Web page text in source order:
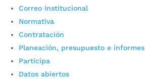
Correo institucional
Normativa
Contratación
Planeación, presupuesto e informes
Participa
Datos abiertos